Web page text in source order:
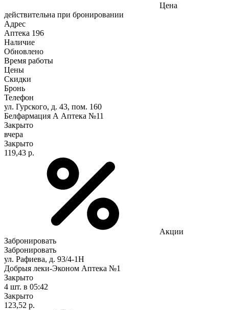
Цена
действительна при бронировании
Адрес
Аптека 196
Наличие
Обновлено
Время работы
Цены
Скидки
Бронь
Телефон
ул. Гурского, д. 43, пом. 160
Белфармация А Аптека №11
Закрыто
вчера
Закрыто
119,43 р.
Акции
Забронировать
Забронировать
ул. Рафиева, д. 93/4-1Н
Добрыя леки-Эконом Аптека №1
Закрыто
4 шт. в 05:42
Закрыто
123,52 р.